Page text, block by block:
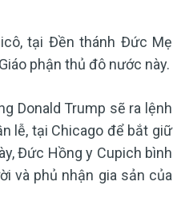
tại Đền thánh Đức Mẹ
phận thủ đô nước này.
Donald Trump sẽ ra lệnh
lễ, tại Chicago để bắt giữ
Đức Hồng y Cupich bình
và phủ nhận gia sản của